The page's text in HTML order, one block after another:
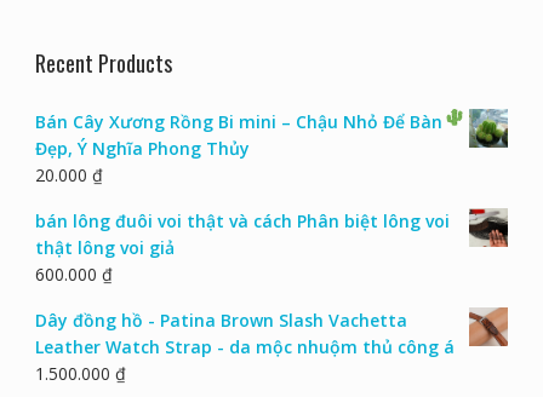
Recent Products
Bán Cây Xương Rồng Bi mini – Chậu Nhỏ Để Bàn
Đẹp, Ý Nghĩa Phong Thủy
20.000 ₫
bán lông đuôi voi thật và cách Phân biệt lông voi
thật lông voi giả
600.000 ₫
Dây đồng hồ - Patina Brown Slash Vachetta
Leather Watch Strap - da mộc nhuộm thủ công á
1.500.000 ₫